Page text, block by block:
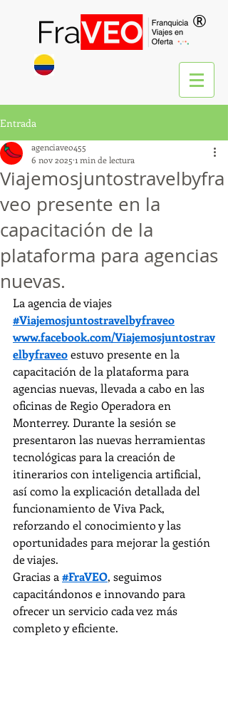
®
Entrada
Viajemosjuntostravelbyfra
veo presente en la
capacitación de la
plataforma para agencias
nuevas.
agenciaveo455
6 nov 2025 1 min de lectura
La agencia de viajes
#Viajemosjuntostravelbyfraveo
www.facebook.com/Viajemosjuntostrav
elbyfraveo estuvo presente en la
capacitación de la plataforma para
agencias nuevas, llevada a cabo en las
oficinas de Regio Operadora en
Monterrey. Durante la sesión se
presentaron las nuevas herramientas
tecnológicas para la creación de
itinerarios con inteligencia artificial,
así como la explicación detallada del
funcionamiento de Viva Pack,
reforzando el conocimiento y las
oportunidades para mejorar la gestión
de viajes.
Gracias a #FraVEO, seguimos
capacitándonos e innovando para
ofrecer un servicio cada vez más
completo y eficiente.